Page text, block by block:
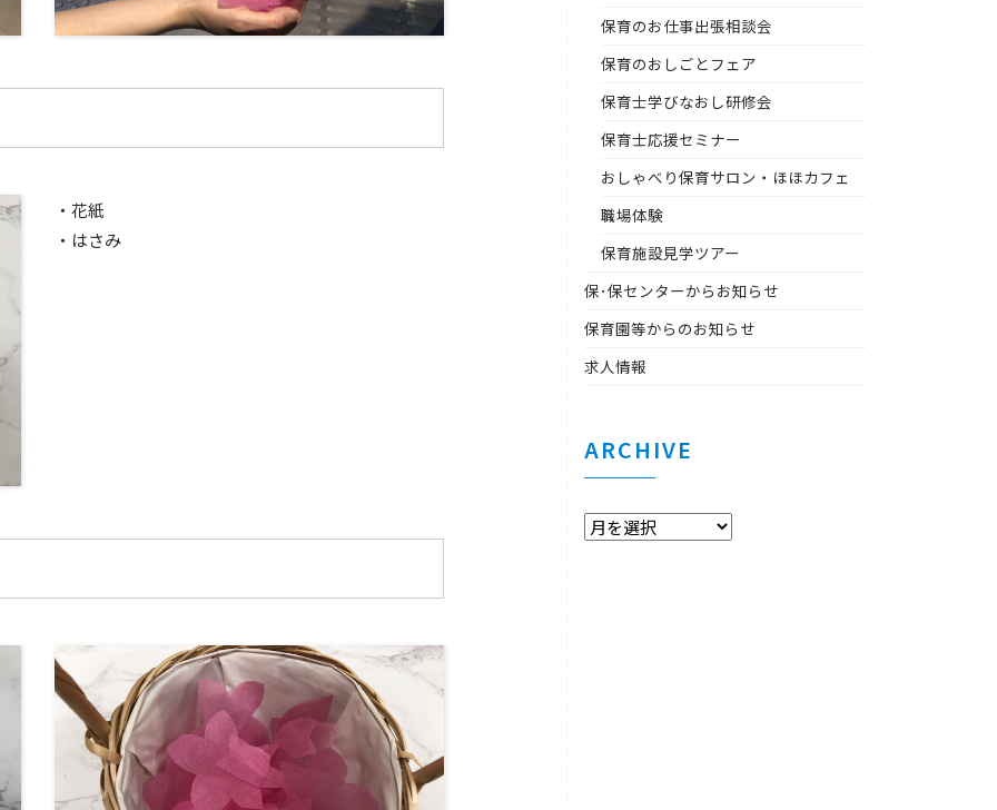
・花紙
・はさみ
保育のお仕事出張相談会
保育のおしごとフェア
保育士学びなおし研修会
保育士応援セミナー
おしゃべり保育サロン・ほほカフェ
職場体験
保育施設見学ツアー
保･保センターからお知らせ
保育園等からのお知らせ
求人情報
ARCHIVE